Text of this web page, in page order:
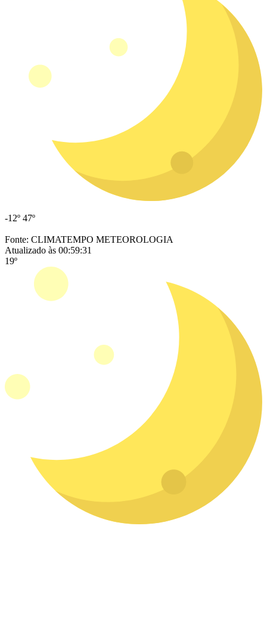
-12º 47º
Fonte: CLIMATEMPO METEOROLOGIA
Atualizado às 00:59:31
19º